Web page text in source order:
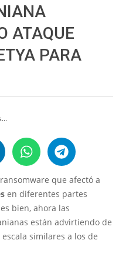
ATAQUE
PARA
que afectó a
en diferentes partes
bien, ahora las
están advirtiendo de
similares a los de